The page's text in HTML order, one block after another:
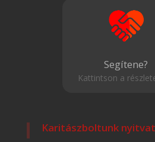
Segítene?
Kattintson a
Karitászboltunk